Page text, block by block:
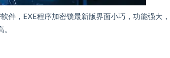
件，EXE程序加密锁最新版界面小巧，功能强大